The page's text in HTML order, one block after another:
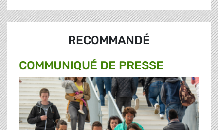
RECOMMANDÉ
COMMUNIQUÉ DE PRESSE